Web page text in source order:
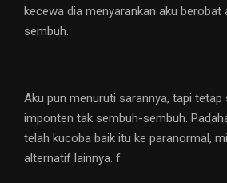
kecewa dia menyarankan aku berobat
sembuh.
Aku pun menuruti sarannya, tapi tetap
imponten tak sembuh-sembuh.
telah kucoba baik itu ke paranormal,
alternatif lainnya. f